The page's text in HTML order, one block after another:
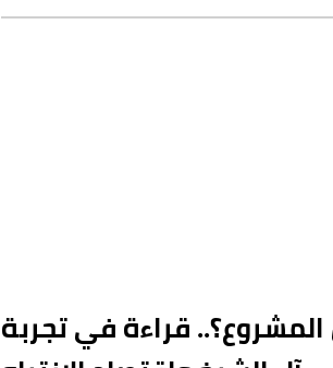
قراءة في تجربة